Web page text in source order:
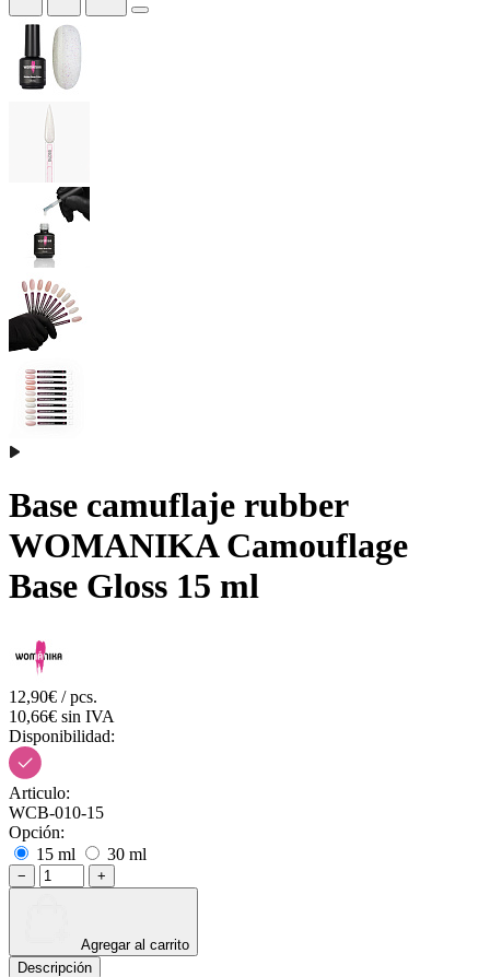
Base camuflaje rubber
WOMANIKA Camouflage
Base Gloss 15 ml
12,90€ / pcs.
10,66€ sin IVA
Disponibilidad:
Articulo:
WCB-010-15
Opción:
15 ml
30 ml
− +
Agregar al carrito
Descripción